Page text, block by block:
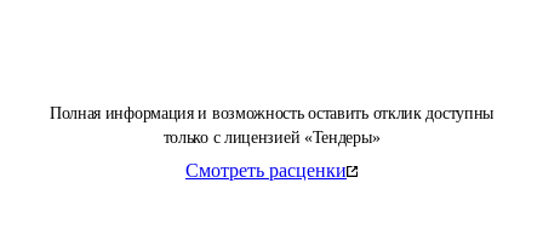
Полная информация и возможность оставить отклик доступны
только с лицензией «Тендеры»
Смотреть расценки